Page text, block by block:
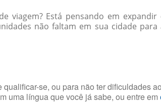
viagem? Está pensando em
não faltam em sua cidade
se, ou para não ter dificuldades
uma língua que você já sabe, ou entre em